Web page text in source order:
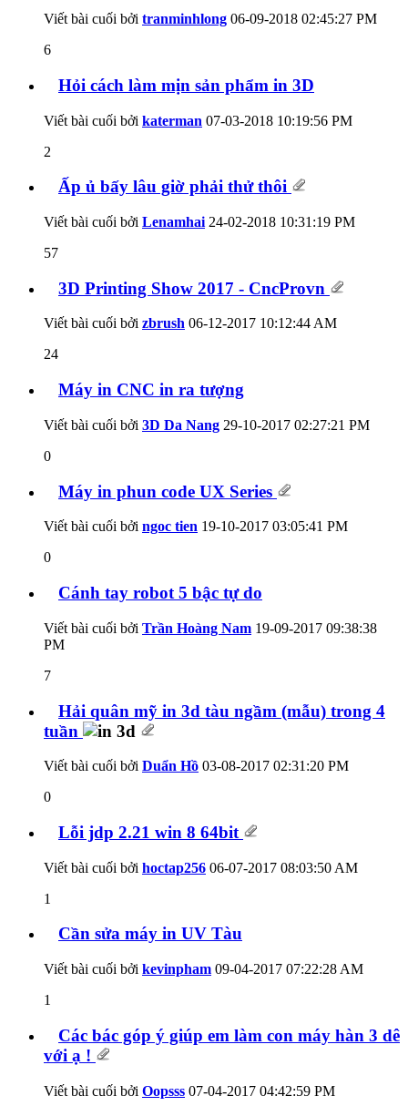
Viết bài cuối bởi tranminhlong 06-09-2018 02:45:27 PM
6
Hỏi cách làm mịn sản phẩm in 3D
Viết bài cuối bởi katerman 07-03-2018 10:19:56 PM
2
Ấp ủ bấy lâu giờ phải thử thôi
Viết bài cuối bởi Lenamhai 24-02-2018 10:31:19 PM
57
3D Printing Show 2017 - CncProvn
Viết bài cuối bởi zbrush 06-12-2017 10:12:44 AM
24
Máy in CNC in ra tượng
Viết bài cuối bởi 3D Da Nang 29-10-2017 02:27:21 PM
0
Máy in phun code UX Series
Viết bài cuối bởi ngoc tien 19-10-2017 03:05:41 PM
0
Cánh tay robot 5 bậc tự do
Viết bài cuối bởi Trần Hoàng Nam 19-09-2017 09:38:38
PM
7
Hải quân mỹ in 3d tàu ngầm (mẫu) trong 4
tuần
Viết bài cuối bởi Duẩn Hồ 03-08-2017 02:31:20 PM
0
Lỗi jdp 2.21 win 8 64bit
Viết bài cuối bởi hoctap256 06-07-2017 08:03:50 AM
1
Cần sửa máy in UV Tàu
Viết bài cuối bởi kevinpham 09-04-2017 07:22:28 AM
1
Các bác góp ý giúp em làm con máy hàn 3 dê
với ạ !
Viết bài cuối bởi Oopsss 07-04-2017 04:42:59 PM